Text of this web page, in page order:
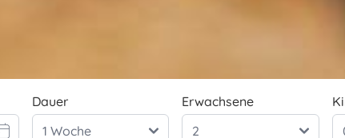
Dauer Erwachsene